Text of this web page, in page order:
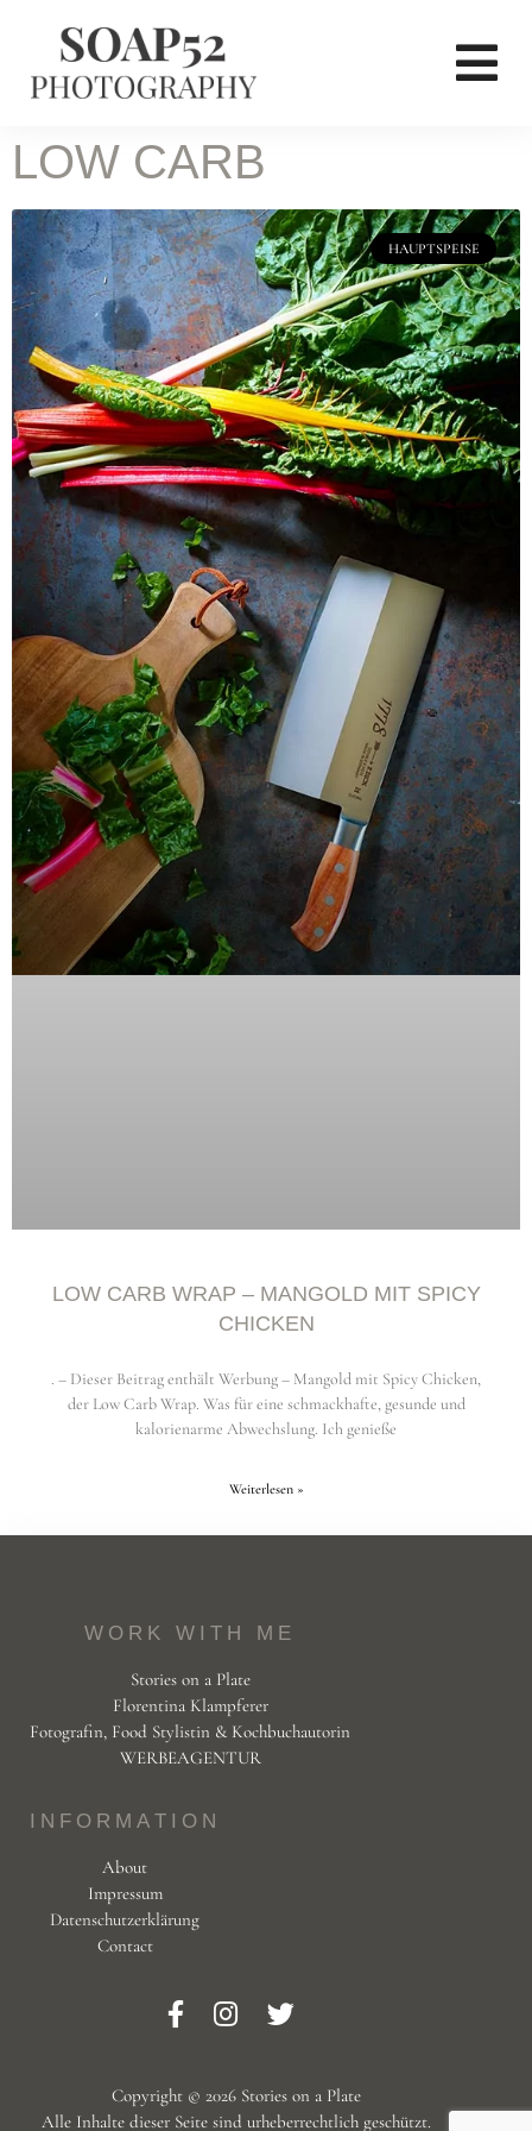
LOW CARB
HAUPTSPEISE
LOW CARB WRAP – MANGOLD MIT SPICY
CHICKEN
. – Dieser Beitrag enthält Werbung – Mangold mit Spicy Chicken,
der Low Carb Wrap. Was für eine schmackhafte, gesunde und
kalorienarme Abwechslung. Ich genieße
Weiterlesen »
WORK WITH ME
Stories on a Plate
Florentina Klampferer
Fotografin, Food Stylistin & Kochbuchautorin
WERBEAGENTUR
INFORMATION
About
Impressum
Datenschutzerklärung
Contact
Copyright © 2026 Stories on a Plate
Alle Inhalte dieser Seite sind urheberrechtlich geschützt.